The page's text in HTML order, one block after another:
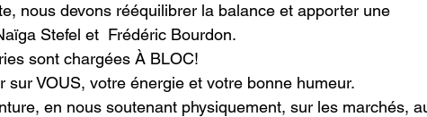
nous devons rééquilibrer la balance et apporter une
Stefel et  Frédéric Bourdon.
sont chargées À BLOC!
sur VOUS, votre énergie et votre bonne humeur.
en nous soutenant physiquement, sur les marchés,